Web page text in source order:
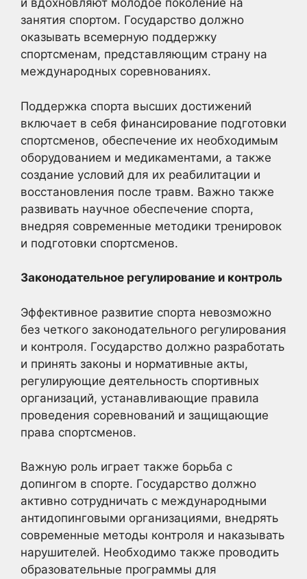
и вдохновляют молодое поколение на
занятия спортом. Государство должно
оказывать всемерную поддержку
спортсменам, представляющим страну на
международных соревнованиях.
Поддержка спорта высших достижений
включает в себя финансирование подготовки
спортсменов, обеспечение их необходимым
оборудованием и медикаментами, а также
создание условий для их реабилитации и
восстановления после травм. Важно также
развивать научное обеспечение спорта,
внедряя современные методики тренировок
и подготовки спортсменов.
Законодательное регулирование и контроль
Эффективное развитие спорта невозможно
без четкого законодательного регулирования
и контроля. Государство должно разработать
и принять законы и нормативные акты,
регулирующие деятельность спортивных
организаций, устанавливающие правила
проведения соревнований и защищающие
права спортсменов.
Важную роль играет также борьба с
допингом в спорте. Государство должно
активно сотрудничать с международными
антидопинговыми организациями, внедрять
современные методы контроля и наказывать
нарушителей. Необходимо также проводить
образовательные программы для